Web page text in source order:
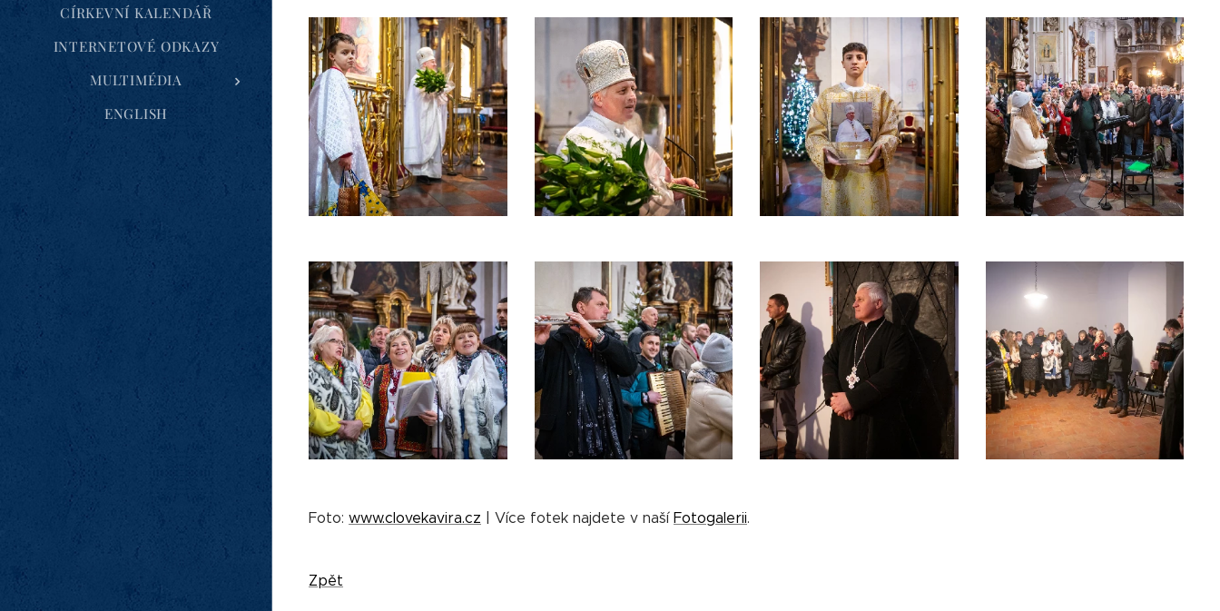
CÍRKEVNÍ KALENDÁŘ
INTERNETOVÉ ODKAZY
MULTIMÉDIA
ENGLISH
Foto: www.clovekavira.cz | Více fotek najdete v naší Fotogalerii.
Zpět